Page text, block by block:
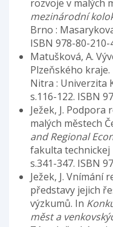
rozvoje v malých
mezinárodní
Brno :
ISBN 978-80-210-
Matušková, A.
Plzeňského kraje.
Nitra : Univerzita
s.116-122. ISBN
Ježek, J.
malých městech
and Regional
fakulta technickej
s.341-347. ISBN
Ježek, J. Vnímání
představy jejich
výzkumů. In
měst a